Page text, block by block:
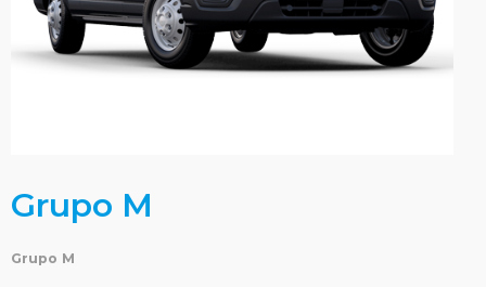
Grupo M
Grupo M